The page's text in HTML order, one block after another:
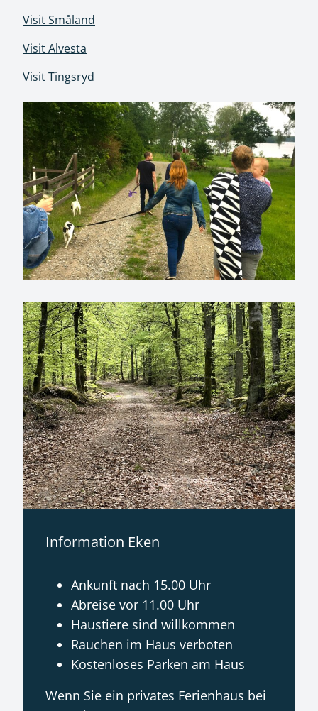
Visit Småland
Visit Alvesta
Visit Tingsryd
Information Eken
Ankunft nach 15.00 Uhr
Abreise vor 11.00 Uhr
Haustiere sind willkommen
Rauchen im Haus verboten
Kostenloses Parken am Haus
Wenn Sie ein privates Ferienhaus bei